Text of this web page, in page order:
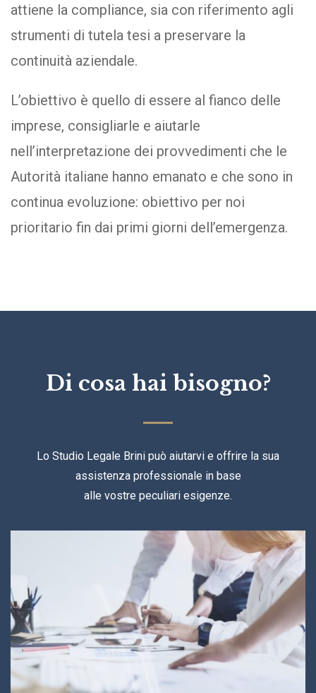
attiene la compliance, sia con riferimento agli
strumenti di tutela tesi a preservare la
continuità aziendale.
L’obiettivo è quello di essere al fianco delle
imprese, consigliarle e aiutarle
nell’interpretazione dei provvedimenti che le
Autorità italiane hanno emanato e che sono in
continua evoluzione: obiettivo per noi
prioritario fin dai primi giorni dell’emergenza.
Di cosa hai bisogno?
Lo Studio Legale Brini può aiutarvi e offrire la sua
assistenza professionale in base
alle vostre peculiari esigenze.